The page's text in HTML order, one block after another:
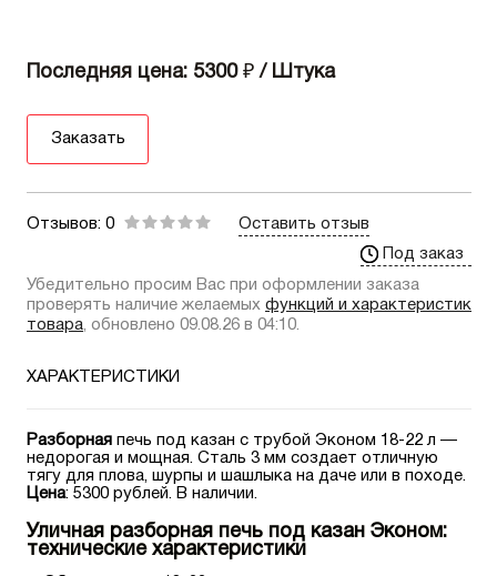
Последняя цена: 5300 ₽ / Штука
Заказать
Отзывов: 0
Оставить отзыв
Под заказ
Убедительно просим Вас при оформлении заказа
проверять наличие желаемых функций и характеристик
товара , обновлено 09.08.26 в 04:10.
ХАРАКТЕРИСТИКИ
Разборная печь под казан с трубой Эконом 18-22 л —
недорогая и мощная. Сталь 3 мм создает отличную
тягу для плова, шурпы и шашлыка на даче или в походе.
Цена: 5300 рублей. В наличии.
Уличная разборная печь под казан Эконом:
технические характеристики